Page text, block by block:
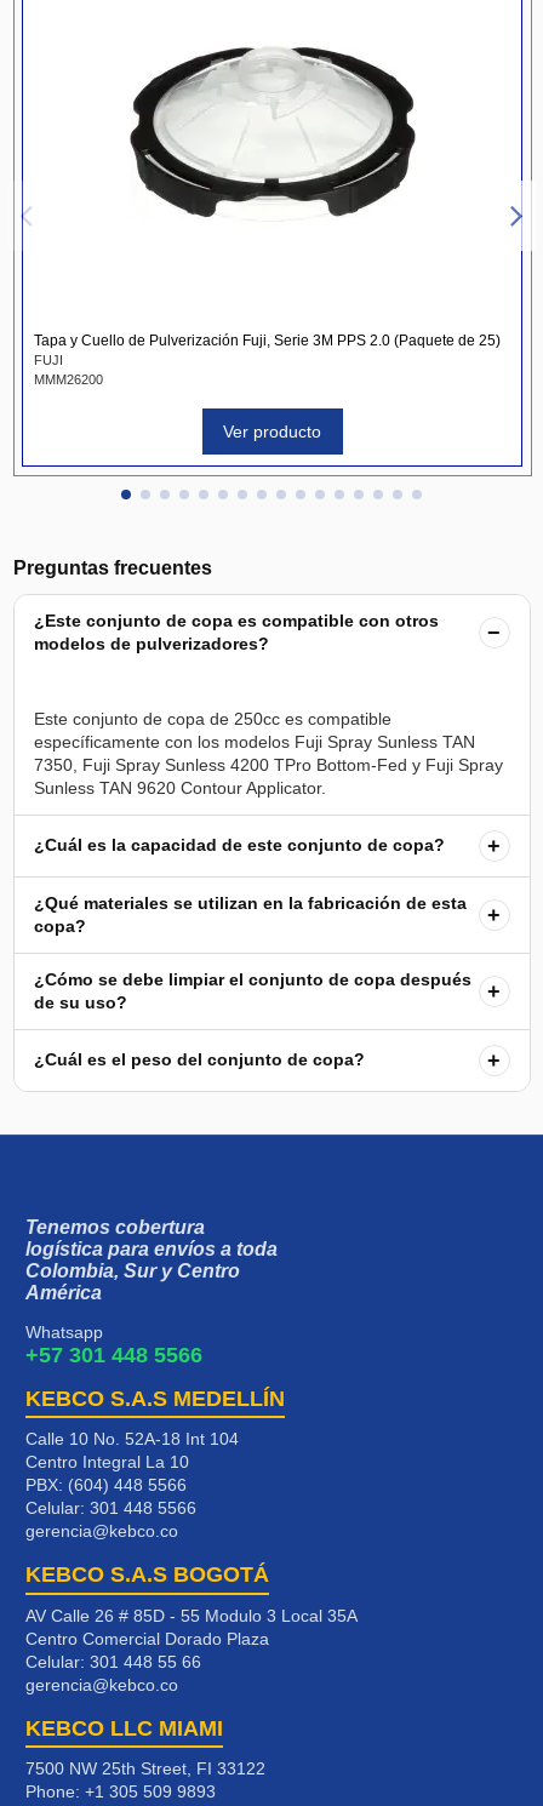
Tapa y Cuello de Pulverización Fuji, Serie 3M PPS 2.0 (Paquete de 25)
FUJI
MMM26200
Ver producto
Preguntas frecuentes
¿Este conjunto de copa es compatible con otros
modelos de pulverizadores?
−
Este conjunto de copa de 250cc es compatible
específicamente con los modelos Fuji Spray Sunless TAN
7350, Fuji Spray Sunless 4200 TPro Bottom-Fed y Fuji Spray
¿Cuál es la capacidad de este conjunto de copa? +
¿Qué materiales se utilizan en la fabricación de esta
copa?
+
¿Cómo se debe limpiar el conjunto de copa después
de su uso?
+
¿Cuál es el peso del conjunto de copa? +
Tenemos cobertura
logística para envíos a toda
Colombia, Sur y Centro
América
Whatsapp
+57 301 448 5566
KEBCO S.A.S MEDELLÍN
Calle 10 No. 52A-18 Int 104
Centro Integral La 10
PBX: (604) 448 5566
Celular: 301 448 5566
gerencia@kebco.co
KEBCO S.A.S BOGOTÁ
AV Calle 26 # 85D - 55 Modulo 3 Local 35A
Centro Comercial Dorado Plaza
Celular: 301 448 55 66
gerencia@kebco.co
KEBCO LLC MIAMI
7500 NW 25th Street, FI 33122
Phone: +1 305 509 9893